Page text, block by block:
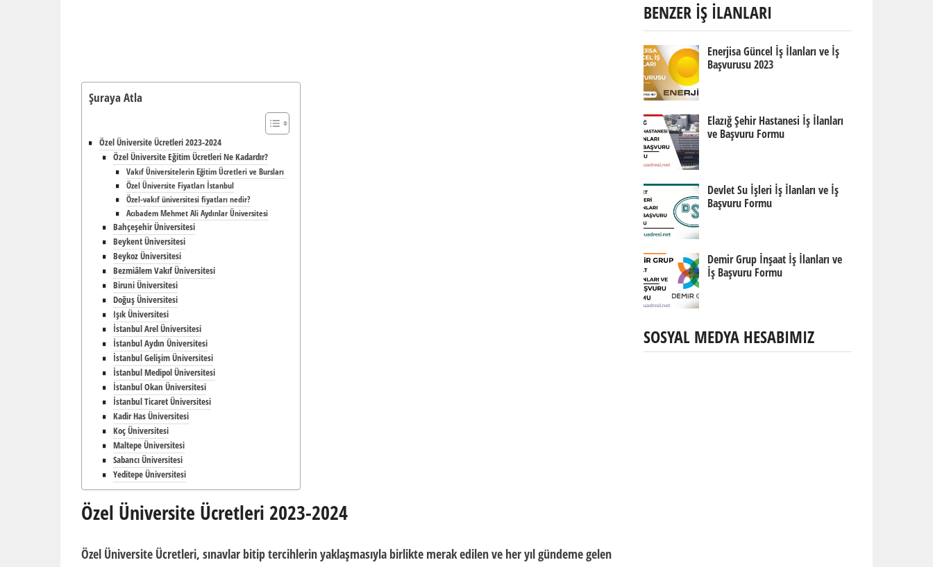
Şuraya Atla
Özel Üniversite Ücretleri 2023-2024
Özel Üniversite Eğitim Ücretleri Ne Kadardır?
Vakıf Üniversitelerin Eğitim Ücretleri ve Bursları
Özel Üniversite Fiyatları İstanbul
Özel-vakıf üniversitesi fiyatları nedir?
Acıbadem Mehmet Ali Aydınlar Üniversitesi
Bahçeşehir Üniversitesi
Beykent Üniversitesi
Beykoz Üniversitesi
Bezmiâlem Vakıf Üniversitesi
Biruni Üniversitesi
Doğuş Üniversitesi
Işık Üniversitesi
İstanbul Arel Üniversitesi
İstanbul Aydın Üniversitesi
İstanbul Gelişim Üniversitesi
İstanbul Medipol Üniversitesi
İstanbul Okan Üniversitesi
İstanbul Ticaret Üniversitesi
Kadir Has Üniversitesi
Koç Üniversitesi
Maltepe Üniversitesi
Sabancı Üniversitesi
Yeditepe Üniversitesi
Özel Üniversite Ücretleri 2023-2024
Özel Üniversite Ücretleri, sınavlar bitip tercihlerin yaklaşmasıyla birlikte merak edilen ve her yıl gündeme gelen
BENZER İŞ İLANLARI
Enerjisa Güncel İş İlanları ve İş
Başvurusu 2023
Elazığ Şehir Hastanesi İş İlanları
ve Başvuru Formu
Devlet Su İşleri İş İlanları ve İş
Başvuru Formu
Demir Grup İnşaat İş İlanları ve
İş Başvuru Formu
SOSYAL MEDYA HESABIMIZ